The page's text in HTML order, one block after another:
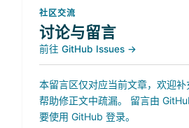
社区交流
讨论与留言
前往 GitHub Issues →
本留言区仅对应当前文章，欢迎
帮助修正文中疏漏。 留言由
要使用 GitHub 登录。